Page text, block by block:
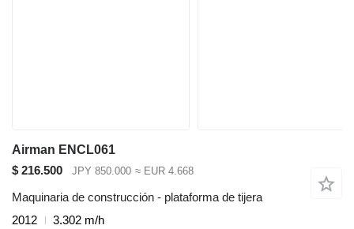
Airman ENCL061
$ 216.500
JPY 850.000 ≈ EUR 4.668
Maquinaria de construcción - plataforma de tijera
2012
3.302 m/h